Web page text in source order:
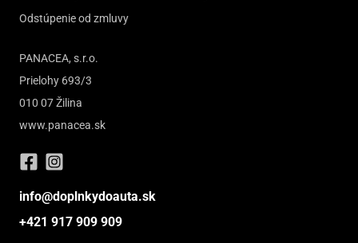
Odstúpenie od zmluvy
PANACEA, s.r.o.
Prielohy 693/3
010 07 Žilina
www.panacea.sk
info@doplnkydoauta.sk
+421 917 909 909